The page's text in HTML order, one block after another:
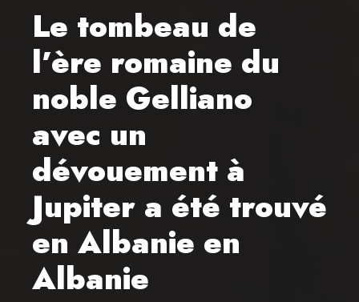
Le tombeau de
l’ère romaine du
noble Gelliano
avec un
dévouement à
Jupiter a été trouvé
en Albanie en
Albanie